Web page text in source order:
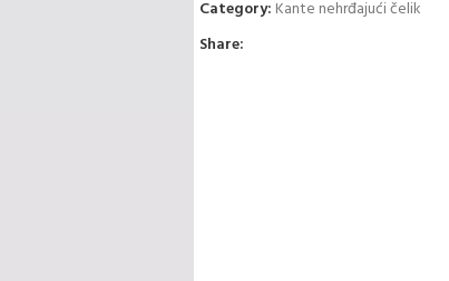
Category: Kante nehrđajući čelik
Share: